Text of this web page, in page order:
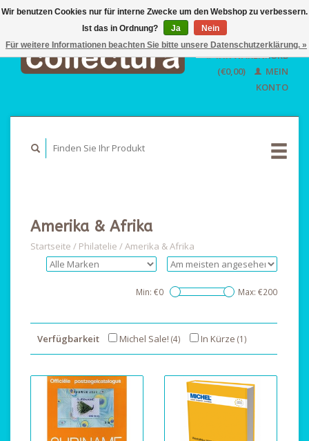
EUR
GBP
USD
Deutsch
English
IHR WARENKORB
(€0,00)
MEIN
KONTO
Amerika & Afrika
Startseite / Philatelie /Amerika & Afrika
Min: €0 Max: €200
Verfügbarkeit Michel Sale! (4) In Kürze (1)
Wir benutzen Cookies nur für interne Zwecke um den Webshop zu verbessern.
Ist das in Ordnung?
Ja
Nein
Für weitere Informationen beachten Sie bitte unsere Datenschutzerklärung. »